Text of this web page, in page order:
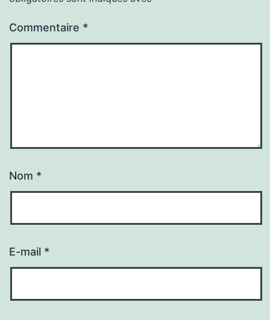
Commentaire *
Nom *
E-mail *